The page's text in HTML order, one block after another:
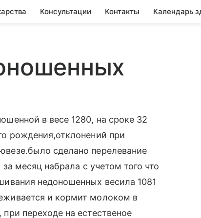
Консультации Контакты Календарь
в весе 1280, на сроке 32
рождения,отклонений при
сделано перелевание
месяц набрала с учетом того что
недоношенных весила 1081
и кормит молоком в
переходе на естественое